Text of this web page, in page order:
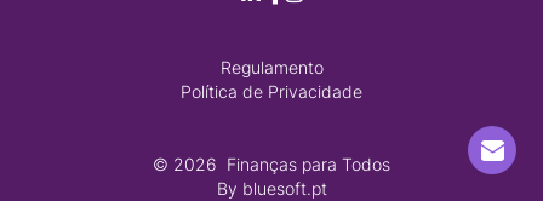
© 2026 Finanças para Todos
Regulamento
Política de Privacidade
By bluesoft.pt